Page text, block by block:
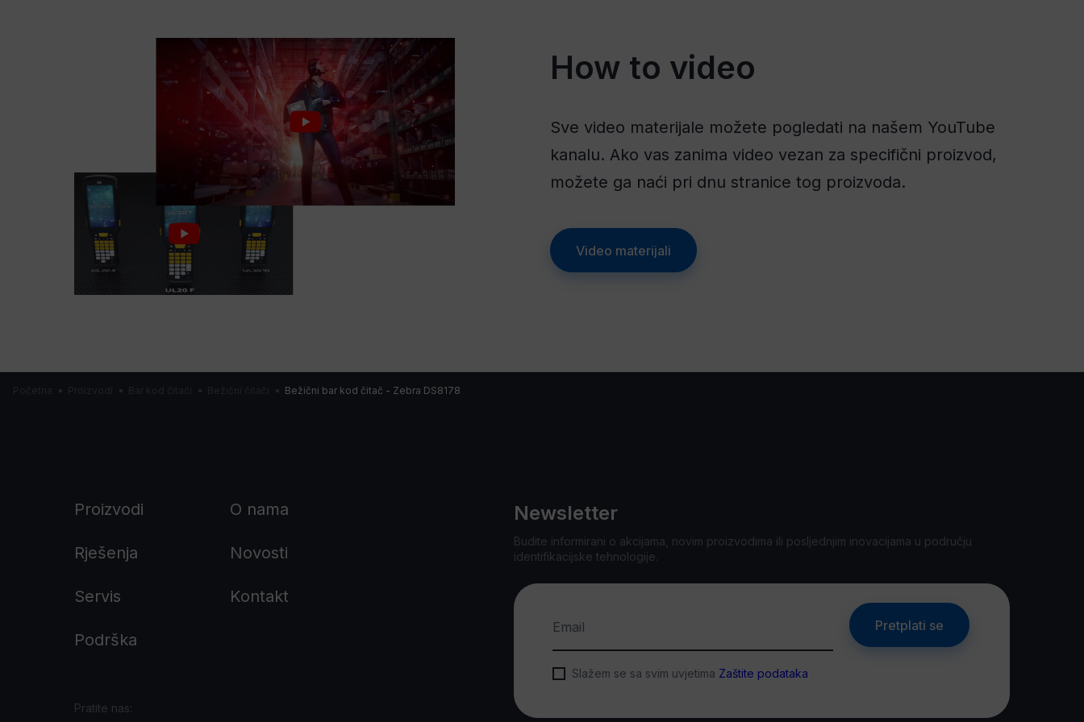
How to video
Sve video materijale možete pogledati na našem YouTube
kanalu. Ako vas zanima video vezan za specifični proizvod,
možete ga naći pri dnu stranice tog proizvoda.
Video materijali
Bežični bar kod čitač - Zebra DS8178
Proizvodi
Rješenja
Servis
Podrška
O nama
Novosti
Kontakt
Pratite nas:
Newsletter
Budite informirani o akcijama, novim proizvodima ili posljednjim inovacijama u području
identifikacijske tehnologije.
Email
Slažem se sa svim uvjetima Zaštite podataka
Pretplati se